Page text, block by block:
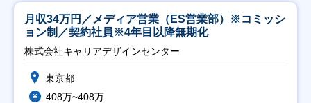
月収34万円／メディア営業（ES営業部）※コミッシ
ョン制／契約社員※4年目以降無期化
株式会社キャリアデザインセンター
東京都
408万~408万